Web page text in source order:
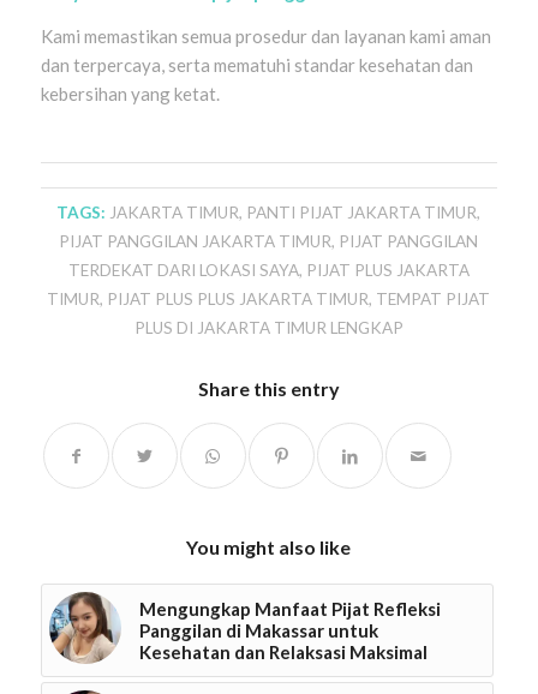
Kami memastikan semua prosedur dan layanan kami aman
dan terpercaya, serta mematuhi standar kesehatan dan
kebersihan yang ketat.
TAGS: JAKARTA TIMUR, PANTI PIJAT JAKARTA TIMUR,
PIJAT PANGGILAN JAKARTA TIMUR, PIJAT PANGGILAN
TERDEKAT DARI LOKASI SAYA, PIJAT PLUS JAKARTA
TIMUR, PIJAT PLUS PLUS JAKARTA TIMUR, TEMPAT PIJAT
PLUS DI JAKARTA TIMUR LENGKAP
Share this entry
You might also like
Mengungkap Manfaat Pijat Refleksi
Panggilan di Makassar untuk
Kesehatan dan Relaksasi Maksimal